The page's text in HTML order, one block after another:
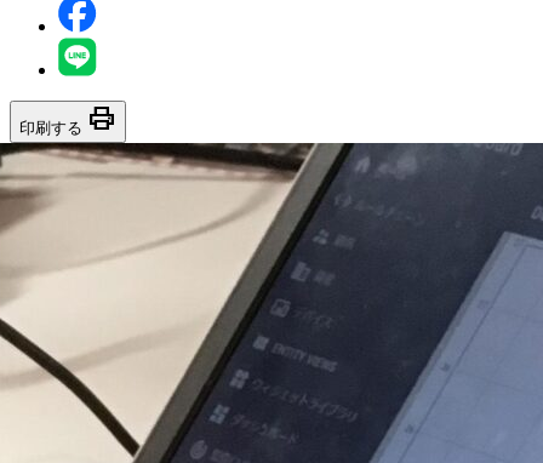
印刷する print